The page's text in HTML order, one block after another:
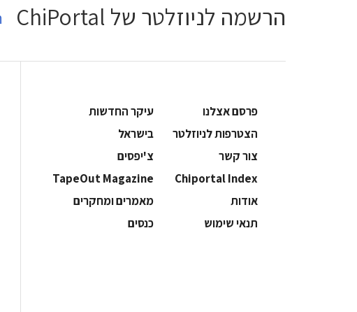
הרשמה לניוזלטר של ChiPortal
פרסם אצלנו
עיקר החדשות
הצטרפות לניוזלטר
בישראל
צור קשר
צ'יפסים
Chiportal Index
TapeOut Magazine
אודות
מאמרים ומחקרים
תנאי שימוש
כנסים